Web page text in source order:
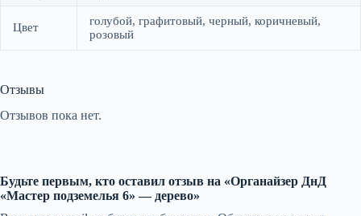
Цвет
голубой, графитовый, черный, коричневый,
розовый
Отзывы
Отзывов пока нет.
Будьте первым, кто оставил отзыв на «Органайзер ДнД
«Мастер подземелья 6» — дерево»